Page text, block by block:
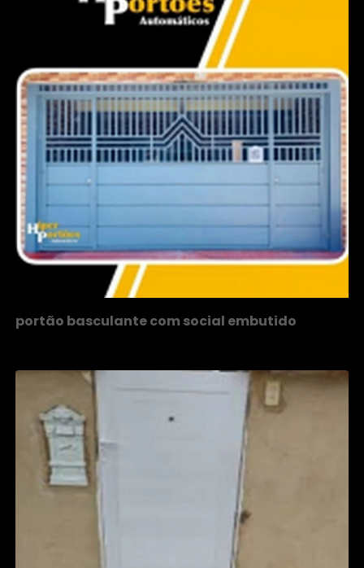
portão basculante com social embutido